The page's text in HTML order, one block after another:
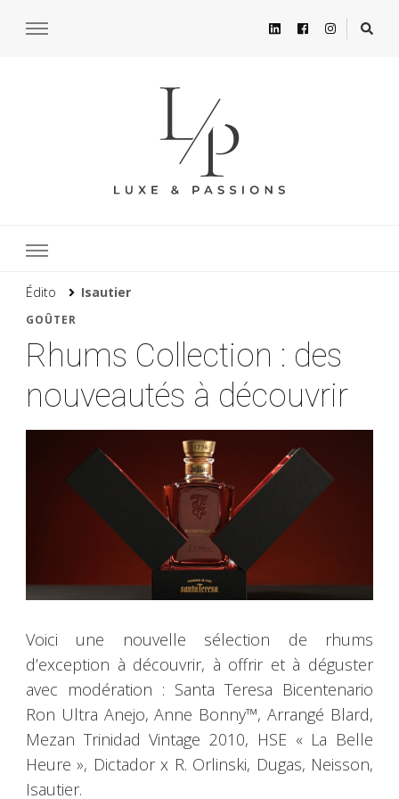
Édito Isautier
GOÛTER
Rhums Collection : des
nouveautés à découvrir
Voici une nouvelle sélection de rhums
d’exception à découvrir, à offrir et à déguster
avec modération : Santa Teresa Bicentenario
Ron Ultra Anejo, Anne Bonny™, Arrangé Blard,
Mezan Trinidad Vintage 2010, HSE « La Belle
Heure », Dictador x R. Orlinski, Dugas, Neisson,
Isautier.